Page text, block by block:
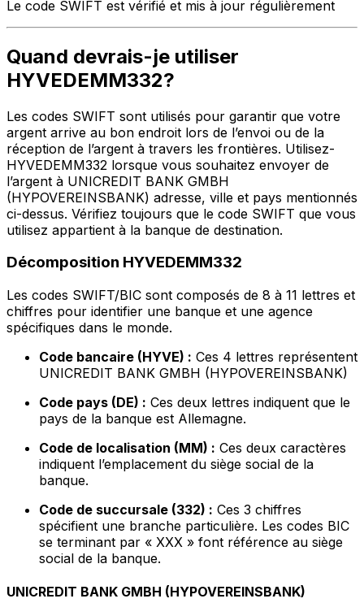
Le code SWIFT est vérifié et mis à jour régulièrement
Quand devrais-je utiliser
HYVEDEMM332?
Les codes SWIFT sont utilisés pour garantir que votre
argent arrive au bon endroit lors de l’envoi ou de la
réception de l’argent à travers les frontières. Utilisez-
HYVEDEMM332 lorsque vous souhaitez envoyer de
l’argent à UNICREDIT BANK GMBH
(HYPOVEREINSBANK) adresse, ville et pays mentionnés
ci-dessus. Vérifiez toujours que le code SWIFT que vous
utilisez appartient à la banque de destination.
Décomposition HYVEDEMM332
Les codes SWIFT/BIC sont composés de 8 à 11 lettres et
chiffres pour identifier une banque et une agence
spécifiques dans le monde.
Code bancaire (HYVE) : Ces 4 lettres représentent
UNICREDIT BANK GMBH (HYPOVEREINSBANK)
Code pays (DE) : Ces deux lettres indiquent que le
pays de la banque est Allemagne.
Code de localisation (MM) : Ces deux caractères
indiquent l’emplacement du siège social de la
banque.
Code de succursale (332) : Ces 3 chiffres
spécifient une branche particulière. Les codes BIC
se terminant par « XXX » font référence au siège
social de la banque.
UNICREDIT BANK GMBH (HYPOVEREINSBANK)